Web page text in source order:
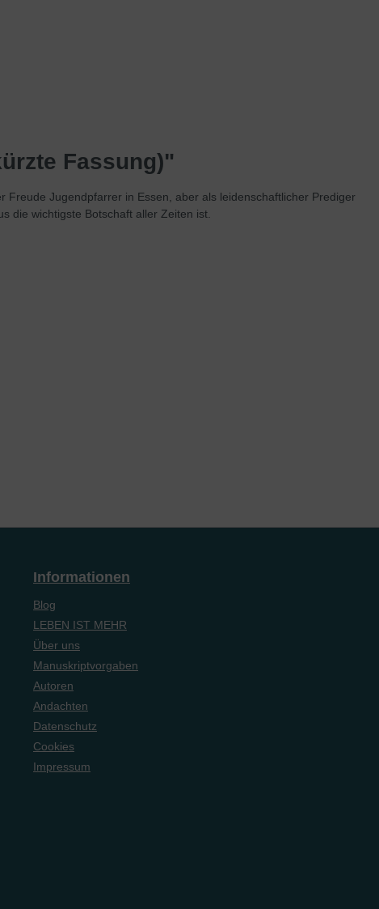
Fassung)"
Jugendpfarrer in Essen, aber als leidenschaftlicher Prediger
die wichtigste Botschaft aller Zeiten ist.
Informationen
Blog
LEBEN IST MEHR
Über uns
Manuskriptvorgaben
Autoren
Andachten
Datenschutz
Cookies
Impressum